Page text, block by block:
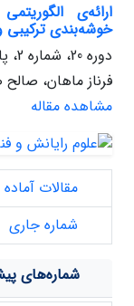
ارائه‌ی
خوشه‌بندی ترکیبی
دوره 20، شماره 2، پاییز 1401
فرناز ماهان،
مشاهده مقاله
مقالات آماده
شماره جاری
شماره‌های